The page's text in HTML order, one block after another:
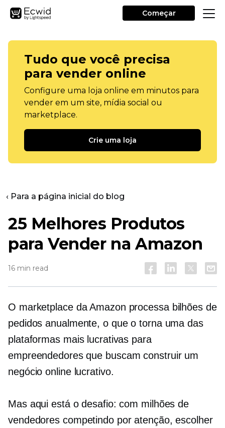
Começar
Tudo que você precisa
para vender online
Configure uma loja online em minutos para
vender em um site, mídia social ou
marketplace.
Crie uma loja
‹ Para a página inicial do blog
25 Melhores Produtos
para Vender na Amazon
16 min read
O marketplace da Amazon processa bilhões de
pedidos anualmente, o que o torna uma das
plataformas mais lucrativas para
empreendedores que buscam construir um
negócio online lucrativo.
Mas aqui está o desafio: com milhões de
vendedores competindo por atenção, escolher